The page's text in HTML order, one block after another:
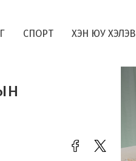
СПОРТ ХЭН ЮУ ХЭЛЭВ